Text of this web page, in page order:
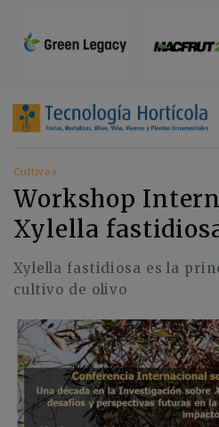
Cultivos
Workshop
Xylella
Xylella fastidiosa es la
cultivo de olivo